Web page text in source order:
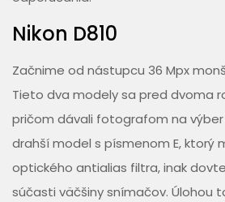
Nikon D810
Začnime od nástupcu 36 Mpx
Tieto dva modely sa pred dvoma
pričom dávali fotografom na
drahší model s písmenom E, ktorý
optického antialias filtra, inak
súčasti väčšiny snímačov. Úlohou